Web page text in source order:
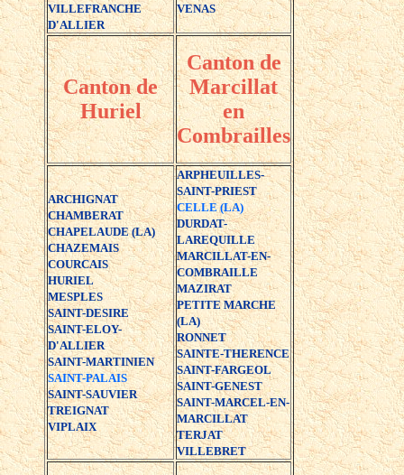
VILLEFRANCHE
D'ALLIER
VENAS
Canton de
Huriel
Canton de
Marcillat
en
Combrailles
ARCHIGNAT
CHAMBERAT
CHAPELAUDE (LA)
CHAZEMAIS
COURCAIS
HURIEL
MESPLES
SAINT-DESIRE
SAINT-ELOY-
D'ALLIER
SAINT-MARTINIEN
SAINT-PALAIS
SAINT-SAUVIER
TREIGNAT
VIPLAIX
ARPHEUILLES-
SAINT-PRIEST
CELLE (LA)
DURDAT-
LAREQUILLE
MARCILLAT-EN-
COMBRAILLE
MAZIRAT
PETITE MARCHE
(LA)
RONNET
SAINTE-THERENCE
SAINT-FARGEOL
SAINT-GENEST
SAINT-MARCEL-EN-
MARCILLAT
TERJAT
VILLEBRET